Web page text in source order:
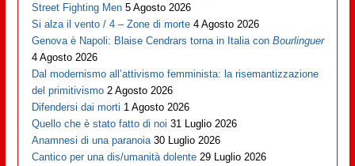
Street Fighting Men 5 Agosto 2026
Si alza il vento / 4 – Zone di morte 4 Agosto 2026
Genova è Napoli: Blaise Cendrars torna in Italia conBourlinguer
4 Agosto 2026
Dal modernismo all’attivismo femminista: la risemantizzazione
del primitivismo 2 Agosto 2026
Difendersi dai morti 1 Agosto 2026
Quello che è stato fatto di noi 31 Luglio 2026
Anamnesi di una paranoia 30 Luglio 2026
Cantico per una dis/umanità dolente 29 Luglio 2026